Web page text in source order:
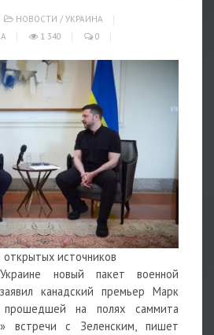
НОВОСТИ / УКРАИНА
1 340 0
источников
новый пакет военной
канадский премьер Марк
на полях саммита
встречи с Зеленским, пишет